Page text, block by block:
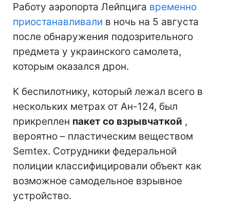
Работу аэропорта Лейпцига временно
приостанавливали в ночь на 5 августа
после обнаружения подозрительного
предмета у украинского самолета,
которым оказался дрон.
К беспилотнику, который лежал всего в
нескольких метрах от Ан-124, был
прикреплен пакет со взрывчаткой ,
вероятно – пластическим веществом
Semtex. Сотрудники федеральной
полиции классифицировали объект как
возможное самодельное взрывное
устройство.